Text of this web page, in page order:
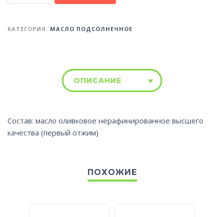
КАТЕГОРИЯ: МАСЛО ПОДСОЛНЕЧНОЕ
ОПИСАНИЕ
Состав: масло оливковое нерафинированное высшего
качества (первый отжим)
ПОХОЖИЕ